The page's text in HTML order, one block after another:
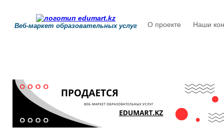
Веб-маркет образовательных услуг О проекте Наши